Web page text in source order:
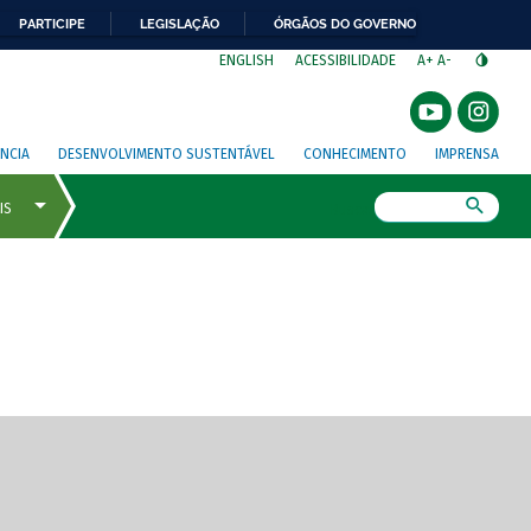
PARTICIPE LEGISLAÇÃO ÓRGÃOS DO GOVERNO
ENGLISH ACESSIBILIDADE A+ A-
DESENVOLVIMENTO SUSTENTÁVEL CONHECIMENTO IMPRENSA
de tela